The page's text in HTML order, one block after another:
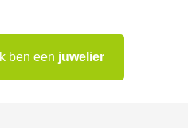
Ik ben een juwelier